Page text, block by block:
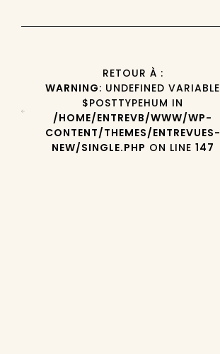
RETOUR À :
WARNING: UNDEFINED VARIABLE
$POSTTYPEHUM IN
/HOME/ENTREVB/WWW/WP-
CONTENT/THEMES/ENTREVUES-
NEW/SINGLE.PHP ON LINE 147